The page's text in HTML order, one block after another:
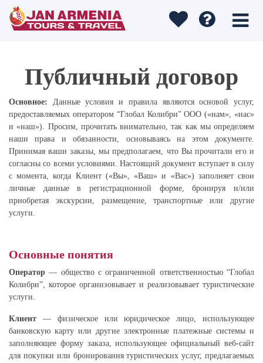
Публичный договор
Основное: Данные условия и правила являются основой услуг,
предоставляемых оператором “Глобал Колибри” ООО («нам», «нас»
и «наш»). Просим, прочитать внимательно, так как мы определяем
наши права и обязанности, основываясь на этом документе.
Принимая ваши заказы, мы предполагаем, что Вы прочитали его и
согласны со всеми условиями. Настоящий документ вступает в силу
с момента, когда Клиент («Вы», «Ваш» и «Вас») заполняет свои
личные данные в регистрационной форме, бронируя и/или
приобретая экскурсии, размещение, транспортные или другие
услуги.
Основные понятия
Оператор — общество с ограниченной ответственностью “Глобал
Колибри”, которое организовывает и реализовывает туристические
услуги.
Клиент — физическое или юридическое лицо, использующее
банковскую карту или другие электронные платежные системы и
заполняющее форму заказа, использующее официальный веб-сайт
для покупки или бронирования туристических услуг, предлагаемых